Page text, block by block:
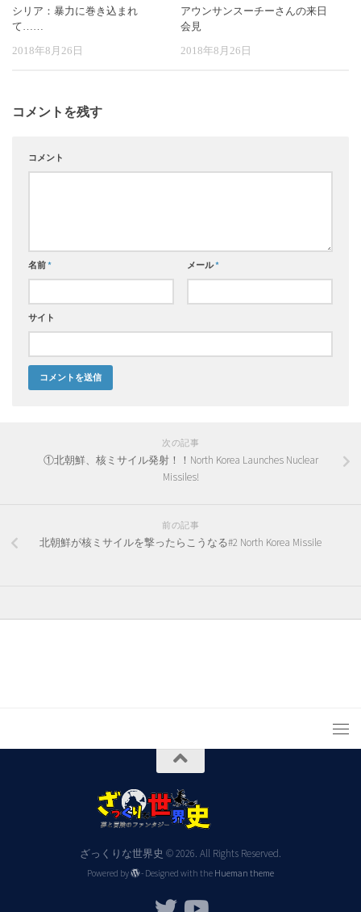
シリア：暴力に巻き込まれ
て……
2018年8月26日
アウンサンスーチーさんの来日
会見
2018年8月26日
コメントを残す
コメント
名前* メール*
サイト
次の記事
①北朝鮮、核ミサイル発射！！North Korea Launches Nuclear
Missiles!
前の記事
北朝鮮が核ミサイルを撃ったらこうなる#2 North Korea Missile
ざっくりな世界史 © 2026. All Rights Reserved.
Powered by - Designed with the Hueman theme